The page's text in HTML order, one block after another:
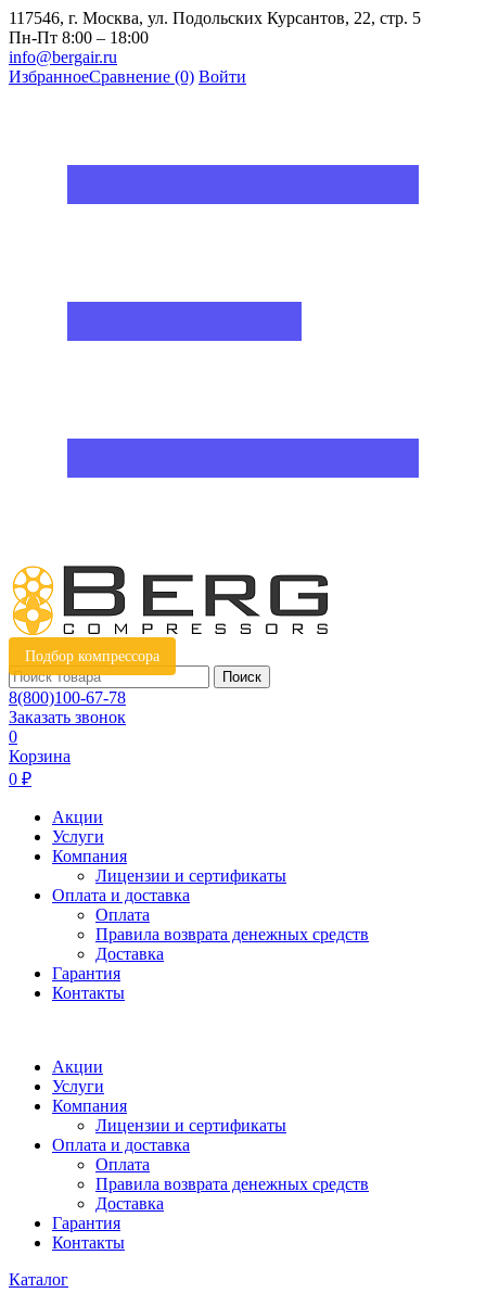
117546, г. Москва, ул. Подольских Курсантов, 22, стр. 5
Пн-Пт 8:00 – 18:00
info@bergair.ru
ИзбранноеСравнение (0) Войти
Подбор компрессора
Поиск
8(800)100-67-78
Заказать звонок
0
Корзина
0 ₽
Акции
Услуги
Компания
Лицензии и сертификаты
Оплата и доставка
Оплата
Правила возврата денежных средств
Доставка
Гарантия
Контакты
Акции
Услуги
Компания
Лицензии и сертификаты
Оплата и доставка
Оплата
Правила возврата денежных средств
Доставка
Гарантия
Контакты
Каталог